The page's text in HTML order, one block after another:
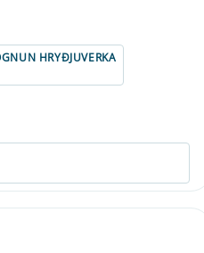
HRYÐJUVERKA